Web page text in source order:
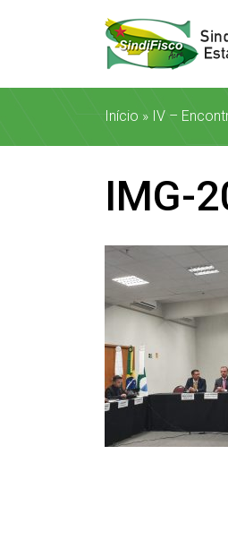
Início » IV –
IMG-